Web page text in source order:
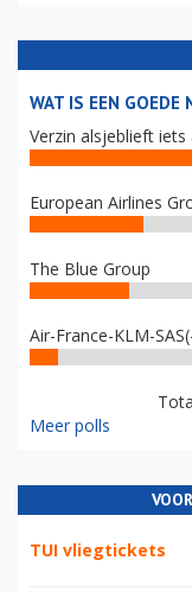
WAT IS EEN GOEDE
Verzin alsjeblieft iets
European Airlines
The Blue Group
Air-France-KLM-
Meer polls
TUI vliegtickets